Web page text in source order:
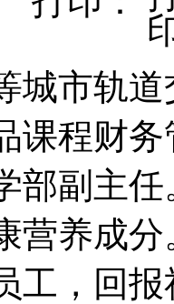
市轨道
课程财
部副主
营养成
工，回